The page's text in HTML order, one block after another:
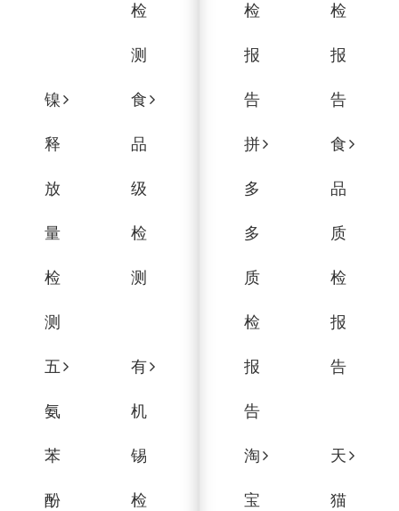
检
测
镍
释
放
量
检
测
食
品
级
检
测
五
氨
苯
酚
有
机
锡
检
检
报
告
检
报
告
拼
多
多
质
检
报
告
食
品
质
检
报
告
淘
宝
天
猫